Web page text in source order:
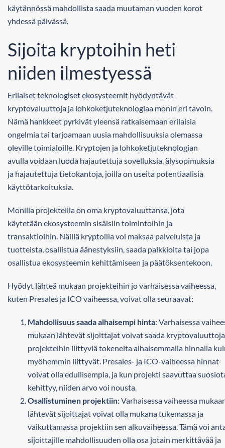
käytännössä mahdollista saada muutaman vuoden korot
yhdessä päivässä.
Sijoita kryptoihin heti
niiden ilmestyessä
Erilaiset teknologiset ekosysteemit hyödyntävät
kryptovaluuttoja ja lohkoketjuteknologiaa monin eri tavoin.
Nämä hankkeet pyrkivät yleensä ratkaisemaan erilaisia
ongelmia tai tarjoamaan uusia mahdollisuuksia olemassa
oleville toimialoille. Kryptojen ja lohkoketjuteknologian
avulla voidaan luoda hajautettuja sovelluksia, älysopimuksia
ja hajautettuja tietokantoja, joilla on useita potentiaalisia
käyttötarkoituksia.
Monilla projekteilla on oma kryptovaluuttansa, jota
käytetään ekosysteemin sisäisiin toimintoihin ja
transaktioihin. Näillä kryptoilla voi maksaa palveluista ja
tuotteista, osallistua äänestyksiin, saada palkkioita tai jopa
osallistua ekosysteemin kehittämiseen ja päätöksentekoon.
Hyödyt lähteä mukaan projekteihin jo varhaisessa vaiheessa,
kuten Presales ja ICO vaiheessa, voivat olla seuraavat:
Mahdollisuus saada alhaisempi hinta: Varhaisessa
mukaan lähtevät sijoittajat voivat saada
projekteihin liittyviä tokeneita alhaisemmalla hinnalla
myöhemmin liittyvät. Presales- ja ICO-vaiheessa hinnat
voivat olla edullisempia, ja kun projekti saavuttaa
kehittyy, niiden arvo voi nousta.
Osallistuminen projektiin:Varhaisessa vaiheessa
lähtevät sijoittajat voivat olla mukana tukemassa ja
vaikuttamassa projektiin sen alkuvaiheessa. Tämä voi
sijoittajille mahdollisuuden olla osa jotain merkittävää ja